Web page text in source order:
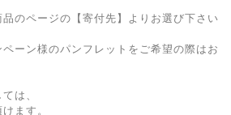
のページの【寄付先】よりお選び下さい
ーン様のパンフレットをご希望の際はお
は、
ます。